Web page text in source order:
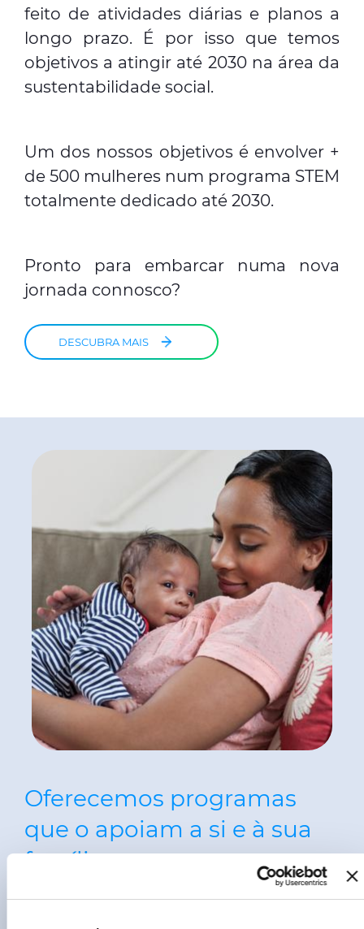
feito de atividades diárias e planos a
longo prazo. É por isso que temos
objetivos a atingir até 2030 na área da
sustentabilidade social.
Um dos nossos objetivos é envolver +
de 500 mulheres num programa STEM
totalmente dedicado até 2030.
Pronto para embarcar numa nova
jornada connosco?
DESCUBRA MAIS
Oferecemos programas
que o apoiam a si e à sua
família
Estamos comprometidos para com a